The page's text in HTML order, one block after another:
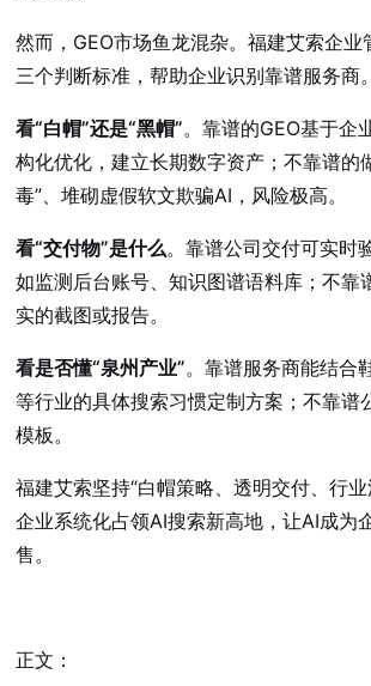
然而，GEO市场鱼龙混杂。福建艾索企业
三个判断标准，帮助企业识别靠谱服务商。
看“白帽”还是“黑帽”。靠谱的GEO基于企
构化优化，建立长期数字资产；不靠谱的
毒”、堆砌虚假软文欺骗AI，风险极高。
看“交付物”是什么。靠谱公司交付可实时
如监测后台账号、知识图谱语料库；不靠
实的截图或报告。
看是否懂“泉州产业”。靠谱服务商能结合
等行业的具体搜索习惯定制方案；不靠谱
模板。
福建艾索坚持“白帽策略、透明交付、行业
企业系统化占领AI搜索新高地，让AI成为
售。
正文：